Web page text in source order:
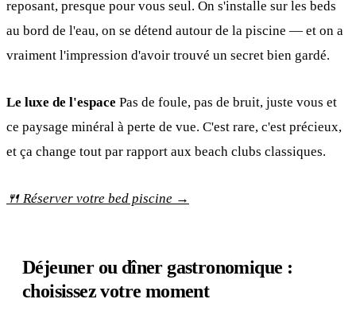
reposant, presque pour vous seul. On s'installe sur les beds
au bord de l'eau, on se détend autour de la piscine — et on a
vraiment l'impression d'avoir trouvé un secret bien gardé.
Le luxe de l'espace Pas de foule, pas de bruit, juste vous et
ce paysage minéral à perte de vue. C'est rare, c'est précieux,
et ça change tout par rapport aux beach clubs classiques.
🍴 Réserver votre bed piscine →
Déjeuner ou dîner gastronomique :
choisissez votre moment